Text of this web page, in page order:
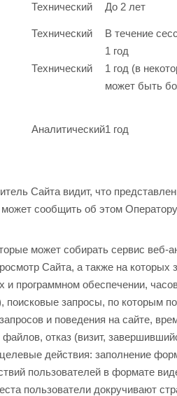
Технический До 2 лет
Технический В течение
Технический
1 год
1 год (в
может быть
Аналитический1 год
Сайта видит, что
сообщить об этом
может собирать сервис веб-
Сайта, а также на
и программном обеспечении,
поисковые запросы, по которым
и поведения на сайте,
отказ (визит,
действия: заполнение
пользователей в формате
пользователи докручивают